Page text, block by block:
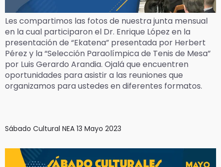
Les compartimos las fotos de nuestra junta mensual
en la cual participaron el Dr. Enrique López en la
presentación de “Ekatena” presentada por Herbert
Pérez y la “Selección Paraolímpica de Tenis de Mesa”
por Luis Gerardo Arandia. Ojalá que encuentren
oportunidades para asistir a las reuniones que
organizamos para ustedes en diferentes formatos.
Sábado Cultural NEA 13 Mayo 2023